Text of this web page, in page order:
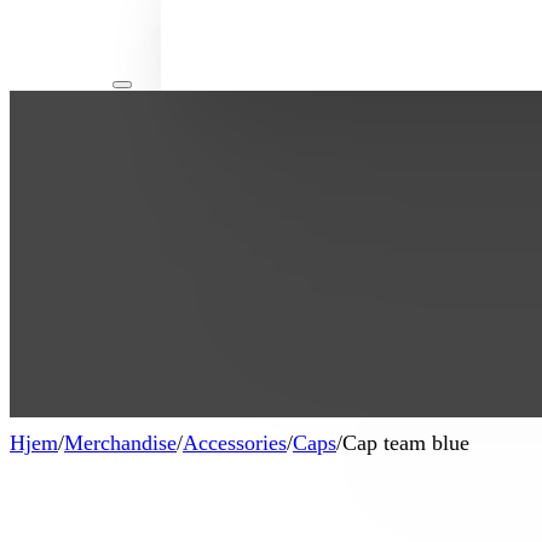
Hjem/Merchandise/Accessories/Caps/Cap team blue